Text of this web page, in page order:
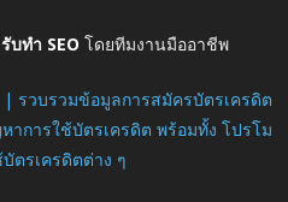
รับทำ SEO โดยทีมงานมืออาชีพ
| รวบรวมข้อมูลการสมัครบัตรเครดิต
การใช้บัตรเครดิต พร้อมทั้ง โปรโม
ตรเครดิตต่าง ๆ